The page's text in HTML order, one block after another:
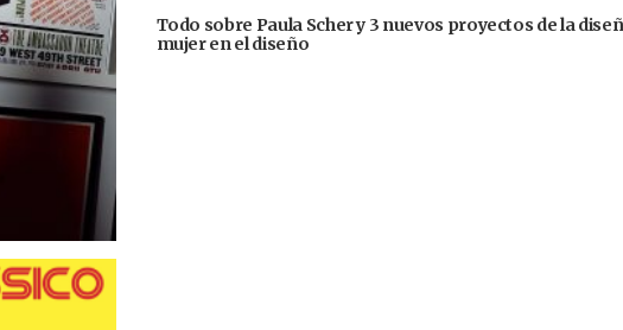
Todo sobre Paula Scher y 3 nuevos proyectos de la
mujer en el diseño